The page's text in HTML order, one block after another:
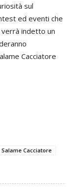
sul
ed eventi che
indetto un
Cacciatore
Salame Cacciatore